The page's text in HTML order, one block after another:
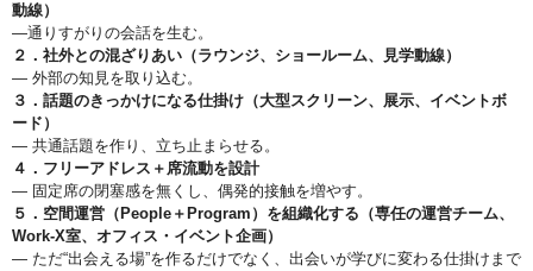
動線）
—通りすがりの会話を生む。
２．社外との混ざりあい（ラウンジ、ショールーム、見学動線）
— 外部の知見を取り込む。
３．話題のきっかけになる仕掛け（大型スクリーン、展示、イベントボ
ード）
— 共通話題を作り、立ち止まらせる。
４．フリーアドレス＋席流動を設計
— 固定席の閉塞感を無くし、偶発的接触を増やす。
５．空間運営（People＋Program）を組織化する（専任の運営チーム、
Work-X室、オフィス・イベント企画）
— ただ“出会える場”を作るだけでなく、出会いが学びに変わる仕掛けまで